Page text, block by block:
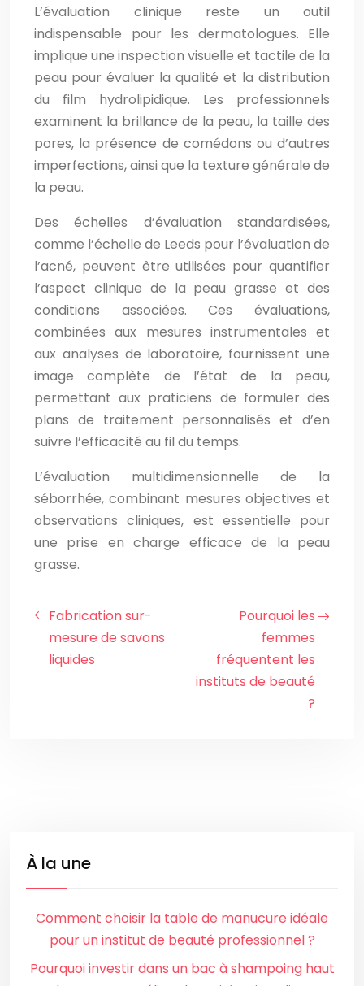
L’évaluation clinique reste un outil
indispensable pour les dermatologues. Elle
implique une inspection visuelle et tactile de la
peau pour évaluer la qualité et la distribution
du film hydrolipidique. Les professionnels
examinent la brillance de la peau, la taille des
pores, la présence de comédons ou d’autres
imperfections, ainsi que la texture générale de
la peau.
Des échelles d’évaluation standardisées,
comme l’échelle de Leeds pour l’évaluation de
l’acné, peuvent être utilisées pour quantifier
l’aspect clinique de la peau grasse et des
conditions associées. Ces évaluations,
combinées aux mesures instrumentales et
aux analyses de laboratoire, fournissent une
image complète de l’état de la peau,
permettant aux praticiens de formuler des
plans de traitement personnalisés et d’en
suivre l’efficacité au fil du temps.
L’évaluation multidimensionnelle de la
séborrhée, combinant mesures objectives et
observations cliniques, est essentielle pour
une prise en charge efficace de la peau
grasse.
Fabrication sur-
mesure de savons
liquides
Pourquoi les
femmes
fréquentent les
instituts de beauté
?
À la une
Comment choisir la table de manucure idéale
pour un institut de beauté professionnel ?
Pourquoi investir dans un bac à shampoing haut